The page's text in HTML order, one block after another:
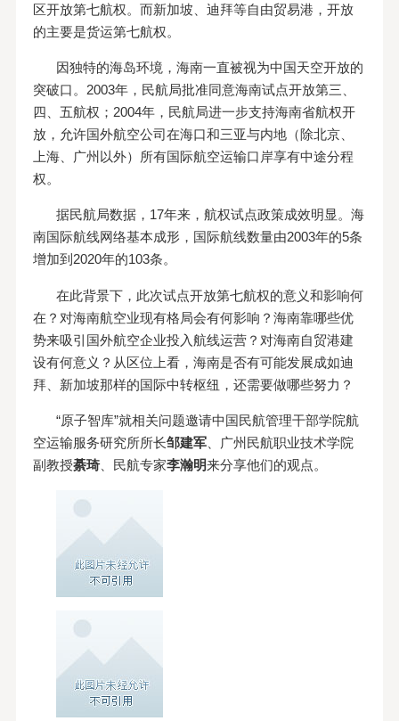
区开放第七航权。而新加坡、迪拜等自由贸易港，开放
的主要是货运第七航权。
因独特的海岛环境，海南一直被视为中国天空开放的
突破口。2003年，民航局批准同意海南试点开放第三、
四、五航权；2004年，民航局进一步支持海南省航权开
放，允许国外航空公司在海口和三亚与内地（除北京、
上海、广州以外）所有国际航空运输口岸享有中途分程
权。
据民航局数据，17年来，航权试点政策成效明显。海
南国际航线网络基本成形，国际航线数量由2003年的5条
增加到2020年的103条。
在此背景下，此次试点开放第七航权的意义和影响何
在？对海南航空业现有格局会有何影响？海南靠哪些优
势来吸引国外航空企业投入航线运营？对海南自贸港建
设有何意义？从区位上看，海南是否有可能发展成如迪
拜、新加坡那样的国际中转枢纽，还需要做哪些努力？
“原子智库”就相关问题邀请中国民航管理干部学院航
空运输服务研究所所长邹建军 、广州民航职业技术学院
副教授綦琦、民航专家李瀚明来分享他们的观点。